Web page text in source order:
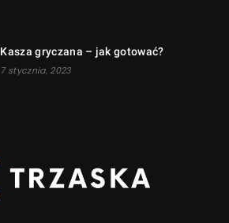
Kasza gryczana – jak gotować?
7 stycznia, 2023